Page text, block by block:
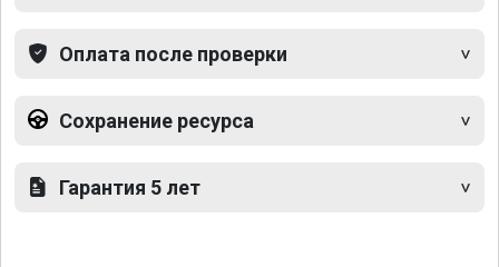
Оплата после проверки
Сохранение ресурса
Гарантия 5 лет